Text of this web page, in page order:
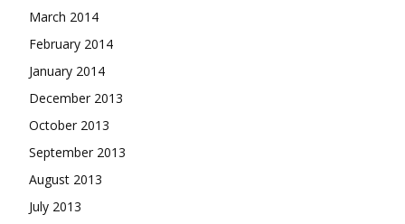
March 2014
February 2014
January 2014
December 2013
October 2013
September 2013
August 2013
July 2013